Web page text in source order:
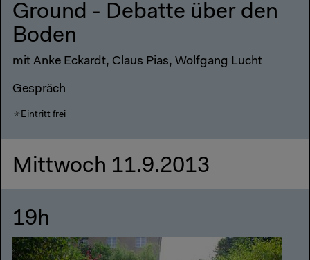
Ground - Debatte über den
Boden
mit Anke Eckardt, Claus Pias, Wolfgang Lucht
Gespräch
Eintritt frei
Mittwoch 11.9.2013
19h